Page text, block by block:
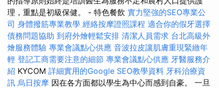
理，重點是初級保健。 - 特色餐飲 實力堅強的SEO專業公
司 身體撥筋專業教學 經絡按摩證照課程 適合你的假牙選擇
債務問題協助 到府外燴輕鬆安排 清潔人員需求 台北高級外
燴服務體驗 專業會議點心供應 音波拉皮讓肌膚重現緊緻年
輕 登記工商需要注意的細節 專業會議點心供應 牙醫服務介
紹 KYCOM 詳細實用的Google SEO教學資料 牙科治療資
訊 烏日按摩 因在各方面都以學生為中心而感到自豪。 一旦